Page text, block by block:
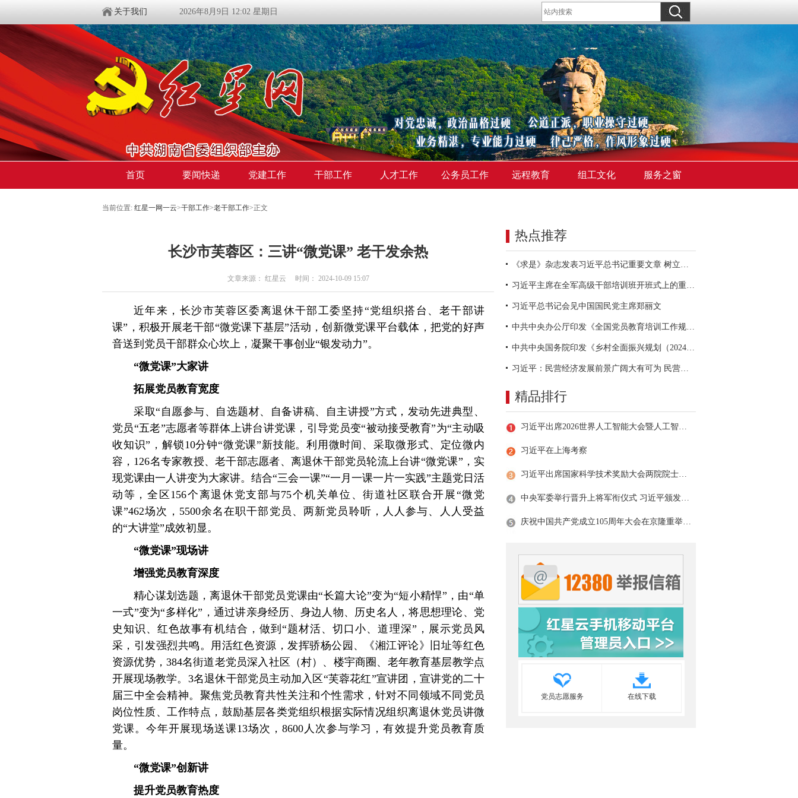
关于我们 2026年8月9日 12:02 星期日
首页 要闻快递 党建工作 干部工作 人才工作 公务员工作 远程教育 组工文化 服务之窗
当前位置: 红星一网一云>干部工作>老干部工作>正文
长沙市芙蓉区：三讲“微党课” 老干发余热
文章来源： 红星云 时间： 2024-10-09 15:07
近年来，长沙市芙蓉区委离退休干部工委坚持“党组织搭台、老干部讲
课”，积极开展老干部“微党课下基层”活动，创新微党课平台载体，把党的好声
音送到党员干部群众心坎上，凝聚干事创业“银发动力”。
“微党课”大家讲
拓展党员教育宽度
采取“自愿参与、自选题材、自备讲稿、自主讲授”方式，发动先进典型、
党员“五老”志愿者等群体上讲台讲党课，引导党员变“被动接受教育”为“主动吸
收知识”，解锁10分钟“微党课”新技能。利用微时间、采取微形式、定位微内
容，126名专家教授、老干部志愿者、离退休干部党员轮流上台讲“微党课”，实
现党课由一人讲变为大家讲。结合“三会一课”“一月一课一片一实践”主题党日活
动等，全区156个离退休党支部与75个机关单位、街道社区联合开展“微党
课”462场次，5500余名在职干部党员、两新党员聆听，人人参与、人人受益
的“大讲堂”成效初显。
“微党课”现场讲
增强党员教育深度
精心谋划选题，离退休干部党员党课由“长篇大论”变为“短小精悍”，由“单
一式”变为“多样化”，通过讲亲身经历、身边人物、历史名人，将思想理论、党
史知识、红色故事有机结合，做到“题材活、切口小、道理深”，展示党员风
采，引发强烈共鸣。用活红色资源，发挥骄杨公园、《湘江评论》旧址等红色
资源优势，384名街道老党员深入社区（村）、楼宇商圈、老年教育基层教学点
开展现场教学。3名退休干部党员主动加入区“芙蓉花红”宣讲团，宣讲党的二十
届三中全会精神。聚焦党员教育共性关注和个性需求，针对不同领域不同党员
岗位性质、工作特点，鼓励基层各类党组织根据实际情况组织离退休党员讲微
党课。今年开展现场送课13场次，8600人次参与学习，有效提升党员教育质
量。
“微党课”创新讲
提升党员教育热度
热点推荐
《求是》杂志发表习近平总书记重要文章 树立和践行正确政绩观
习近平主席在全军高级干部培训班开班式上的重要讲话引领全军开展思想整风、深化政治整训
习近平总书记会见中国国民党主席郑丽文
中共中央办公厅印发《全国党员教育培训工作规划（2024－2028年）》
中共中央国务院印发《乡村全面振兴规划（2024—2027年）》
习近平：民营经济发展前景广阔大有可为 民营企业和民营企业家大显身手正当其时
精品排行
习近平出席2026世界人工智能大会暨人工智能全球治理高级别会议开幕式并发表主旨讲话
习近平在上海考察
习近平出席国家科学技术奖励大会两院院士大会中国科协第十一次全国代表大会并发表重要讲话
中央军委举行晋升上将军衔仪式 习近平颁发命令状并向晋衔的军官表示祝贺
庆祝中国共产党成立105周年大会在京隆重举行 习近平发表重要讲话
党员志愿服务 在线下载